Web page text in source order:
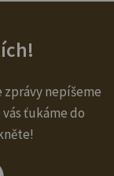
nepíšeme
ťukáme do